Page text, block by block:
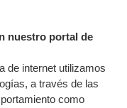
nuestro portal de
de internet utilizamos
a través de las
como